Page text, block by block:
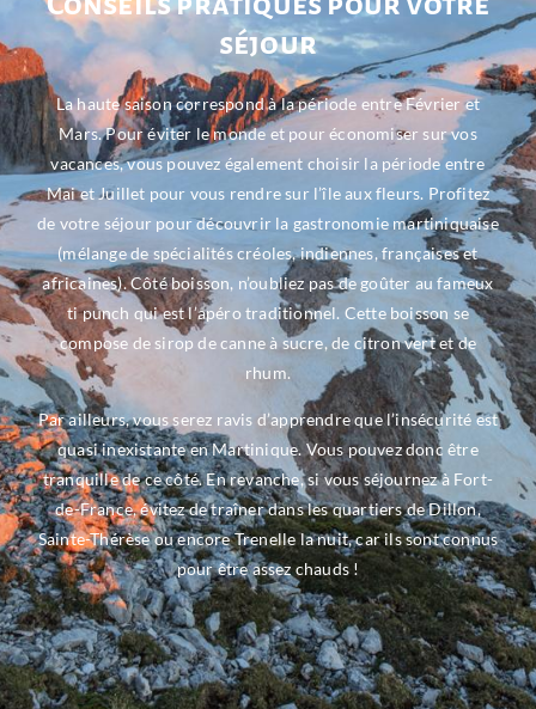
séjour
La haute saison correspond à la période entre Février et
Mars. Pour éviter le monde et pour économiser sur vos
vacances, vous pouvez également choisir la période entre
Mai et Juillet pour vous rendre sur l’île aux fleurs. Profitez
de votre séjour pour découvrir la gastronomie martiniquaise
(mélange de spécialités créoles, indiennes, françaises et
africaines). Côté boisson, n’oubliez pas de goûter au fameux
ti punch qui est l’apéro traditionnel. Cette boisson se
compose de sirop de canne à sucre, de citron vert et de
rhum.
Par ailleurs, vous serez ravis d’apprendre que l’insécurité est
quasi inexistante en Martinique. Vous pouvez donc être
tranquille de ce côté. En revanche, si vous séjournez à Fort-
de-France, évitez de traîner dans les quartiers de Dillon,
Sainte-Thérèse ou encore Trenelle la nuit, car ils sont connus
pour être assez chauds !